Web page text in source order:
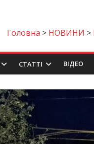
Головна > НОВИНИ >
СТАТТІ ВIДЕО